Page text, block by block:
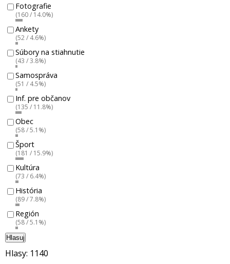
Fotografie
(160 / 14.0%)
Ankety
(52 / 4.6%)
Súbory na stiahnutie
(43 / 3.8%)
Samospráva
(51 / 4.5%)
Inf. pre občanov
(135 / 11.8%)
Obec
(58 / 5.1%)
Šport
(181 / 15.9%)
Kultúra
(73 / 6.4%)
História
(89 / 7.8%)
Región
(58 / 5.1%)
Hlasuj
Hlasy: 1140